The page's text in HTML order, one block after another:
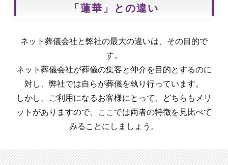
「蓮華」との違い
ネット葬儀会社と弊社の最大の違いは、その目的で
す。
ネット葬儀会社が葬儀の集客と仲介を目的とするのに
対し、弊社では自らが葬儀を執り行っています。
しかし、ご利用になるお客様にとって、どちらもメリ
ットがありますので、ここでは両者の特徴を見比べて
みることにしましょう。